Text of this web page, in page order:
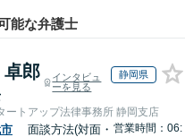
能な弁護士
卓郎
インタビュ
ーを見る
静岡県
ートアップ法律事務所 静岡支店
面談方法(対面・ 営業時間：06: